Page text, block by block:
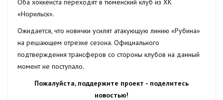
Оба хоккеиста переходят в тюменский клуб из ХК
«Норильск».
Ожидается, что новички усилят атакующую линию «Рубина»
на решающем отрезке сезона. Официального
подтверждения трансферов со стороны клубов на данный
момент не поступало.
Пожалуйста, поддержите проект - поделитесь
новостью!